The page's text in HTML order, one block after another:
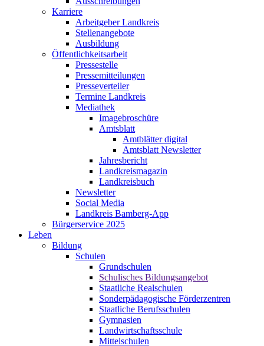
Karriere
Arbeitgeber Landkreis
Stellenangebote
Ausbildung
Öffentlichkeitsarbeit
Pressestelle
Pressemitteilungen
Presseverteiler
Termine Landkreis
Mediathek
Imagebroschüre
Amtsblatt
Amtblätter digital
Amtsblatt Newsletter
Jahresbericht
Landkreismagazin
Landkreisbuch
Newsletter
Social Media
Landkreis Bamberg-App
Bürgerservice 2025
Leben
Bildung
Schulen
Grundschulen
Schulisches Bildungsangebot
Staatliche Realschulen
Sonderpädagogische Förderzentren
Staatliche Berufsschulen
Gymnasien
Landwirtschaftsschule
Mittelschulen